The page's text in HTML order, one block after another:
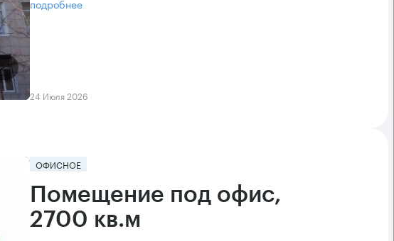
подробнее
24 Июля 2026
ОФИСНОЕ
Помещение под офис,
2700 кв.м